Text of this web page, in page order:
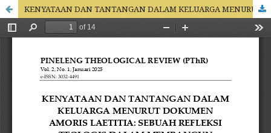
KENYATAAN DAN TANTANGAN DALAM KELUARGA MENURUT DOKUMEN AMORIS LAETITIA: SEBUAH REFLEKSI TEOLOGIS DALAM MEMBANGUN KELUARGA KRISTIANI DI ERA MODERNITAS